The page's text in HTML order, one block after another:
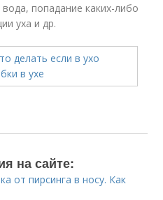
попадание каких-либо
уха и др.
на сайте:
от пирсинга в носу. Как